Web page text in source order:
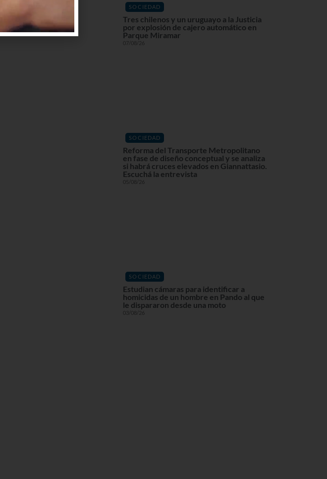
SOCIEDAD
Tres chilenos y un uruguayo a la Justicia
por explosión de cajero automático en
Parque Miramar
07/08/26
SOCIEDAD
Reforma del Transporte Metropolitano
en fase de diseño conceptual y se analiza
si habrá cruces elevados en Giannattasio.
Escuchá la entrevista
05/08/26
SOCIEDAD
Estudian cámaras para identificar a
homicidas de un hombre en Pando al que
le dispararon desde una moto
03/08/26